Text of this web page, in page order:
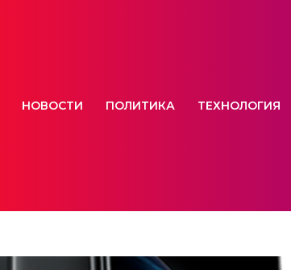
НОВОСТИ ПОЛИТИКА ТЕХНОЛОГИЯ